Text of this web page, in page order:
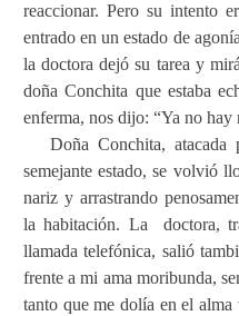
reaccionar. Pero su intento
entrado en un estado de
la doctora dejó su tarea y
doña Conchita que estaba
enferma, nos dijo: “Ya no hay
Doña Conchita,
semejante estado, se volvió
nariz y arrastrando
la habitación. La
doctora,
llamada telefónica, salió
frente a mi ama moribunda,
tanto que me dolía en el alma